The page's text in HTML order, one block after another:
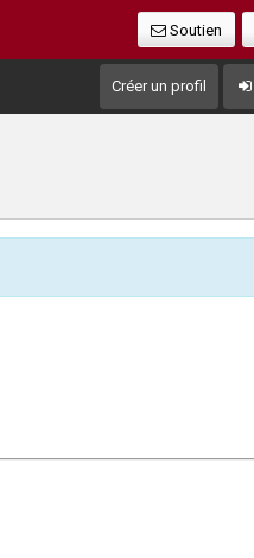
Soutien
Créer un profil